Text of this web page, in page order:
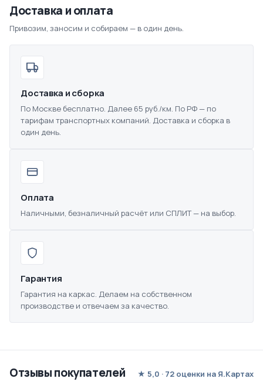
Доставка и оплата
Привозим, заносим и собираем — в один день.
Доставка и сборка
По Москве бесплатно. Далее 65 руб./км. По РФ — по
тарифам транспортных компаний. Доставка и сборка в
один день.
Оплата
Наличными, безналичный расчёт или СПЛИТ — на выбор.
Гарантия
Гарантия на каркас. Делаем на собственном
производстве и отвечаем за качество.
Отзывы покупателей ★ 5,0 · 72 оценки на Я.Картах